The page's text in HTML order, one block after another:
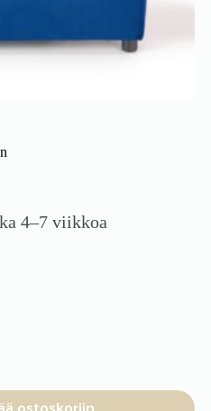
4–7 viikkoa